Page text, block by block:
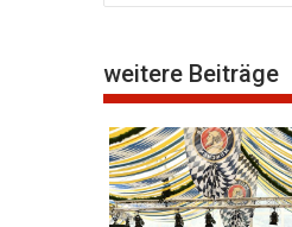
weitere Beiträge